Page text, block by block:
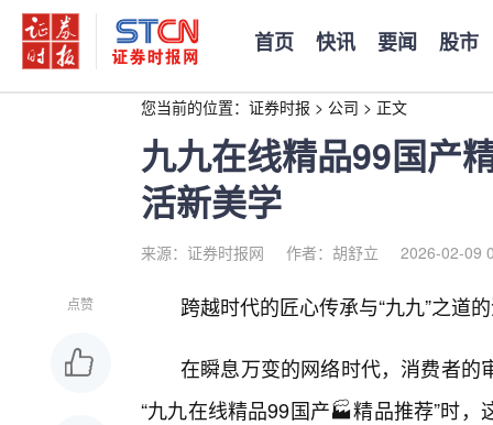
首页 快讯 要闻 股市
您当前的位置： 证券时报 > 公司 > 正文
九九在线精品99国产
活新美学
来源：证券时报网 作者：胡舒立 2026-02-09
点赞 跨越时代的匠心传承与“九九”之道
在瞬息万变的网络时代，消费者的
“九九在线精品99国产🏭精品推荐”时